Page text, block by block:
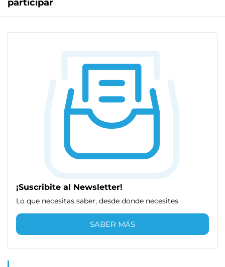
participar
¡Suscribite al Newsletter!
Lo que necesitas saber, desde donde necesites
SABER MÁS